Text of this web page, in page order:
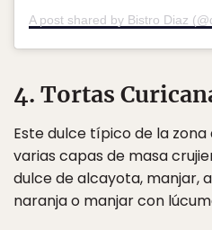
A post shared by Bistro Diaz
4. Tortas
Este dulce típico de la
varias capas de masa
dulce de alcayota, manjar,
naranja o manjar con